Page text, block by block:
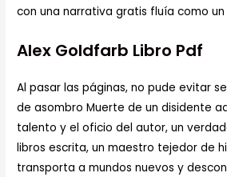
con una narrativa gratis fluía como un
Alex Goldfarb Libro Pdf
Al pasar las páginas, no pude evitar
de asombro Muerte de un disidente
talento y el oficio del autor, un
libros escrita, un maestro tejedor de
transporta a mundos nuevos y